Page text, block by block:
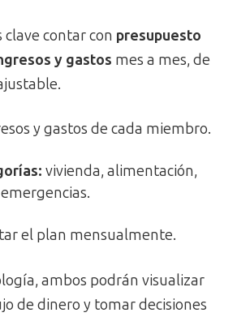
clave contar con presupuesto
y gastos mes a mes, de
y gastos de cada miembro.
vivienda, alimentación,
el plan mensualmente.
ambos podrán visualizar
de dinero y tomar decisiones